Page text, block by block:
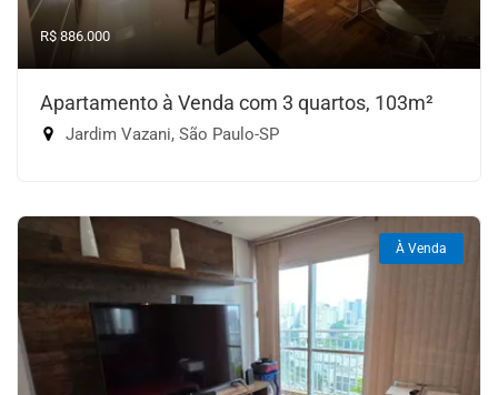
R$ 886.000
Apartamento à Venda com 3 quartos, 103m²
Jardim Vazani, São Paulo-SP
À Venda